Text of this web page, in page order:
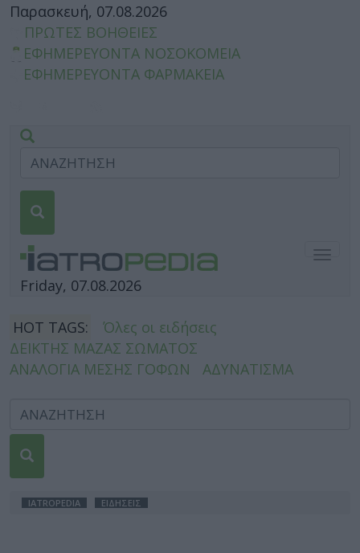
Παρασκευή, 07.08.2026
ΠΡΩΤΕΣ ΒΟΗΘΕΙΕΣ
ΕΦΗΜΕΡΕΥΟΝΤΑ ΝΟΣΟΚΟΜΕΙΑ
ΕΦΗΜΕΡΕΥΟΝΤΑ ΦΑΡΜΑΚΕΙΑ
Friday, 07.08.2026
HOT TAGS:
Όλες οι ειδήσεις
ΔΕΙΚΤΗΣ ΜΑΖΑΣ ΣΩΜΑΤΟΣ
ΑΝΑΛΟΓΙΑ ΜΕΣΗΣ ΓΟΦΩΝ
ΑΔΥΝΑΤΙΣΜΑ
IATROPEDIA ΕΙΔΗΣΕΙΣ